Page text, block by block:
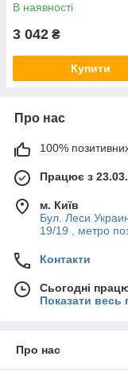
В наявності
3 042 ₴
Купити
Про нас
100% позитивних
Працює з
м. Київ
Бул. Леси
19/19 , метро
Контакти
Сьогодні
Показати весь
Про нас